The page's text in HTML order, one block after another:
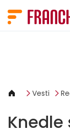
Vesti
Knedle